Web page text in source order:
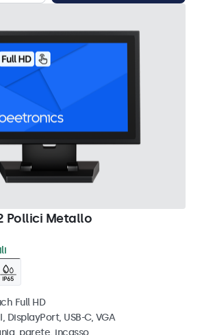
Pollici Metallo
Full HD
DisplayPort, USB-C, VGA
parete, incasso